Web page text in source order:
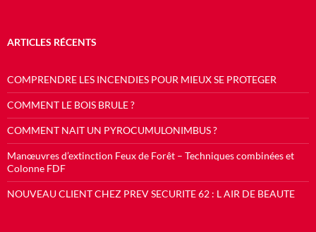
ARTICLES RÉCENTS
COMPRENDRE LES INCENDIES POUR MIEUX SE PROTEGER
COMMENT LE BOIS BRULE ?
COMMENT NAIT UN PYROCUMULONIMBUS ?
Manœuvres d’extinction Feux de Forêt – Techniques combinées et
Colonne FDF
NOUVEAU CLIENT CHEZ PREV SECURITE 62 : L AIR DE BEAUTE